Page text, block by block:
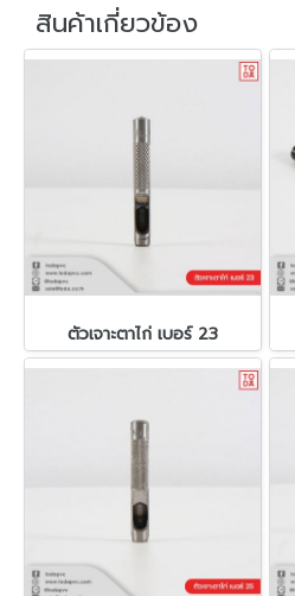
สินค้าเกี่ยวข้อง
ตัวเจาะตาไก่ เบอร์ 23